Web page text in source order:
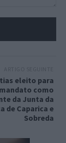
eleito para
como
da Junta da
de Caparica e
Sobreda